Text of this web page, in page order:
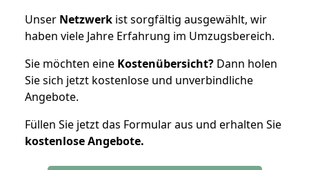
Unser Netzwerk ist sorgfältig ausgewählt, wir
haben viele Jahre Erfahrung im Umzugsbereich.
Sie möchten eine Kostenübersicht? Dann holen
Sie sich jetzt kostenlose und unverbindliche
Angebote.
Füllen Sie jetzt das Formular aus und erhalten Sie
kostenloseAngebote.